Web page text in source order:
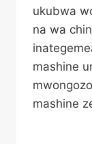
ukubwa
na wa
mashine
mashine